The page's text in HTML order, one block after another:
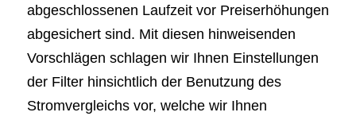
abgeschlossenen Laufzeit vor Preiserhöhungen
abgesichert sind. Mit diesen hinweisenden
Vorschlägen schlagen wir Ihnen Einstellungen
der Filter hinsichtlich der Benutzung des
Stromvergleichs vor, welche wir Ihnen